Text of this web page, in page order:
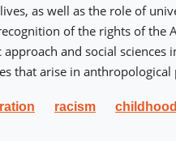
as well as the role of
of the rights of the
and social sciences
that arise in anthropological
racism